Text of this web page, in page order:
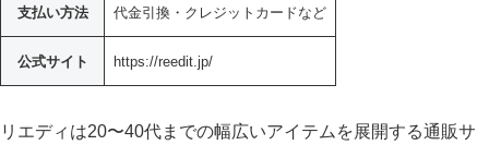
支払い方法 代金引換・クレジットカードなど
公式サイト https://reedit.jp/
リエディは20〜40代までの幅広いアイテムを展開する通販サ